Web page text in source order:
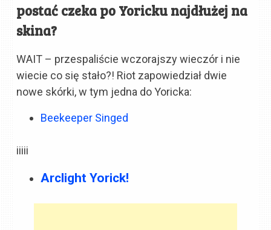
postać czeka po Yoricku najdłużej na
skina?
WAIT – przespaliście wczorajszy wieczór i nie
wiecie co się stało?! Riot zapowiedział dwie
nowe skórki, w tym jedna do Yoricka:
Beekeeper Singed
iiiii
Arclight Yorick!